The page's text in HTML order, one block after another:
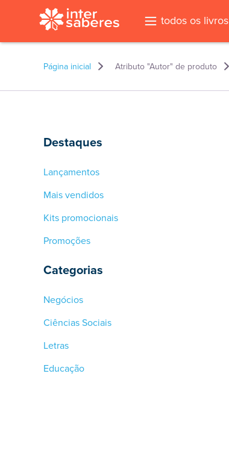
todos os livros
Página inicial Atributo "Autor" de produto
Destaques
Lançamentos
Mais vendidos
Kits promocionais
Promoções
Categorias
Negócios
Ciências Sociais
Letras
Educação